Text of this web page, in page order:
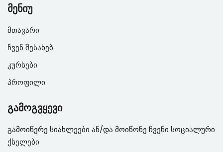
მენიუ
მთავარი
ჩვენ შესახებ
კურსები
პროფილი
გამოგვყევი
გამოიწერე სიახლეები ან/და მოიწონე ჩვენი სოციალური
ქსელები